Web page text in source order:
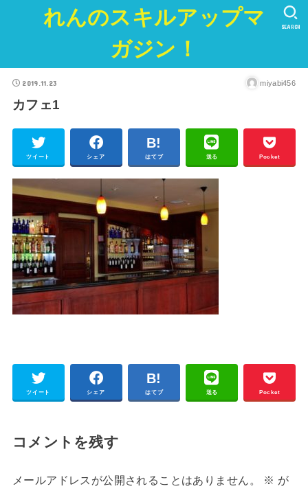
れんのスキルアップマ
ガジン！
SEARCH
2019.11.23 miyabi456
カフェ1
ツイート シェア はてブ 送る Pocket
ツイート シェア はてブ 送る Pocket
コメントを残す
メールアドレスが公開されることはありません。 ※ が